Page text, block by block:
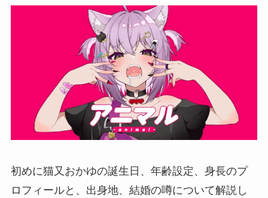
初めに猫又おかゆの誕生日、年齢設定、身長のプ
ロフィールと、出身地、結婚の噂について解説し